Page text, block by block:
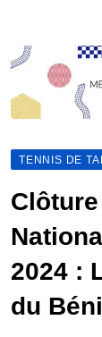
TENNIS DE
2024 :
du